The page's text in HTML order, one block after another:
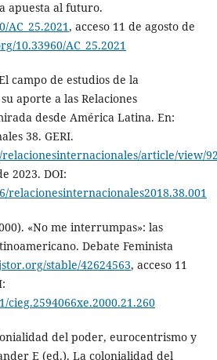
apuesta al futuro.
AC_25.2021, acceso 11 de agosto de
10.33960/AC_25.2021
campo de estudios de la
aporte a las Relaciones
desde América Latina. En:
38. GERI.
article/view/
2023. DOI:
relacionesinternacionales2018.38.001
«No me interrumpas»: las
Debate Feminista
stable/42624563, acceso 11
cieg.2594066xe.2000.21.260
del poder, eurocentrismo y
E (ed.). La colonialidad del